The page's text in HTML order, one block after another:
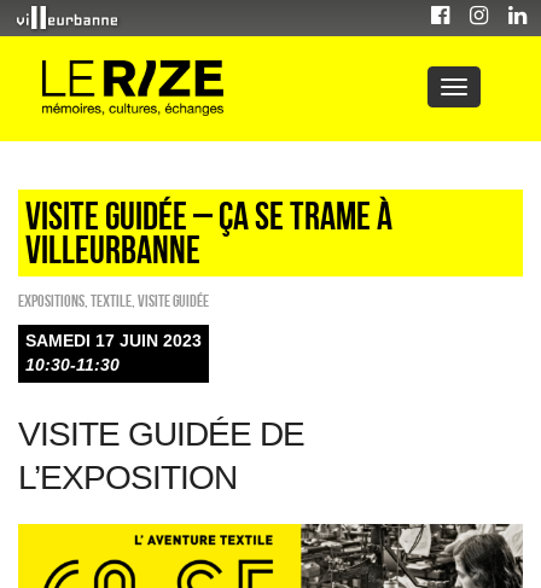
Visite guidée – ÇA SE TRAME À
VILLEURBANNE
EXPOSITIONS Textile Visite guidée
SAMEDI 17 JUIN 2023
10:30-11:30
VISITE GUIDÉE DE
L’EXPOSITION